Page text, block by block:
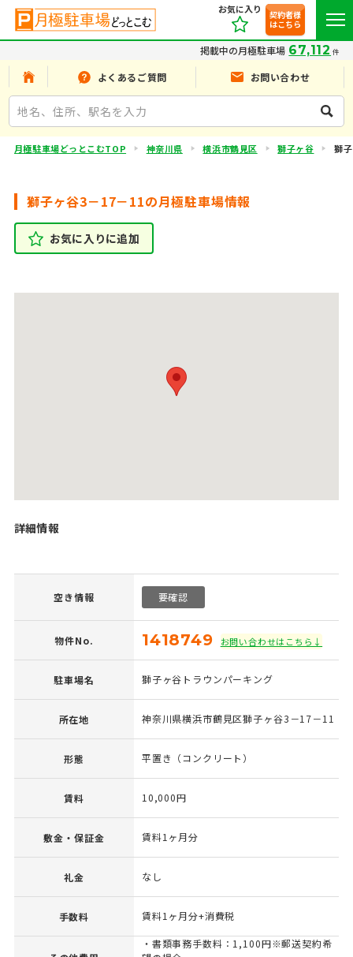
お気に入り
契約者様
はこちら
掲載中の月極駐車場 67,112 件
よくあるご質問 お問い合わせ
月極駐車場どっとこむTOP 神奈川県 横浜市鶴見区 獅子ヶ谷 獅
獅子ヶ谷3－17－11の月極駐車場情報
お気に入りに追加
詳細情報
空き情報 要確認
物件No. 1418749 お問い合わせはこちら↓
駐車場名 獅子ヶ谷トラウンパーキング
所在地 神奈川県横浜市鶴見区獅子ヶ谷3－17－11
形態 平置き（コンクリート）
賃料 10,000円
敷金・保証金 賃料1ヶ月分
礼金 なし
手数料 賃料1ヶ月分+消費税
・書類事務手数料：1,100円※郵送契約希